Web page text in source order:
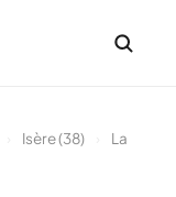
Isère (38)
La